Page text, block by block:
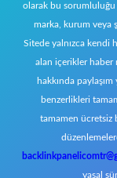
olarak bu sorumluluğu
marka, kurum veya
Sitede yalnızca kendi
alan içerikler haber
hakkında
benzerlikleri
tamamen ücretsiz
yasal